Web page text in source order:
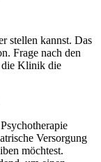
stellen kannst. Das
Frage nach den
die Klinik die
Versorgung
möchtest.